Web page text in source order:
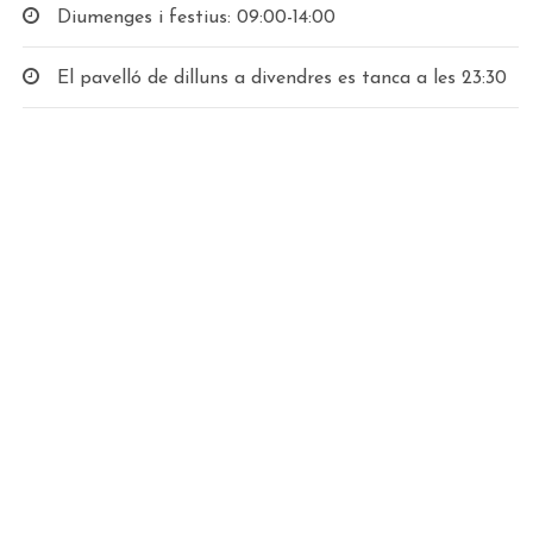
Diumenges i festius: 09:00-14:00
El pavelló de dilluns a divendres es tanca a les 23:30